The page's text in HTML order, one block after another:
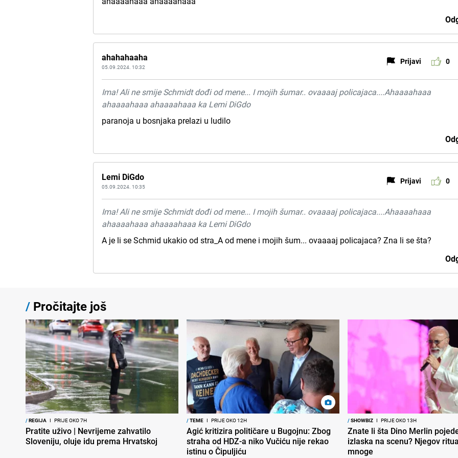
ahahahaaha
05.09.2024. 10:32
Prijavi 0
Ima! Ali ne smije Schmidt dođi od mene... I mojih šumar.. ovaaaaj policajaca....Ahaaaahaaa
ahaaaahaaa ahaaaahaaa ka Lemi DiGdo
paranoja u bosnjaka prelazi u ludilo
Lemi DiGdo
05.09.2024. 10:35
Prijavi 0
Ima! Ali ne smije Schmidt dođi od mene... I mojih šumar.. ovaaaaj policajaca....Ahaaaahaaa
ahaaaahaaa ahaaaahaaa ka Lemi DiGdo
A je li se Schmid ukakio od stra_A od mene i mojih šum... ovaaaaj policajaca? Zna li se šta?
/ Pročitajte još
/REGIJA I PRIJE OKO 7H
Pratite uživo | Nevrijeme zahvatilo
Sloveniju, oluje idu prema Hrvatskoj
/TEME I PRIJE OKO 12H
Agić kritizira političare u Bugojnu: Zbog
straha od HDZ-a niko Vučiću nije rekao
istinu o Čipuljiću
/SHOWBIZ I PRIJE OKO 13H
Znate li šta Dino Merlin
izlaska na scenu? Njegov
mnoge